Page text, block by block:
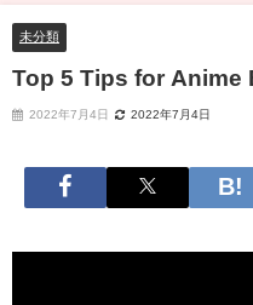
未分類
Top 5 Tips for Anime
2022年7月4日 2022年7月4日